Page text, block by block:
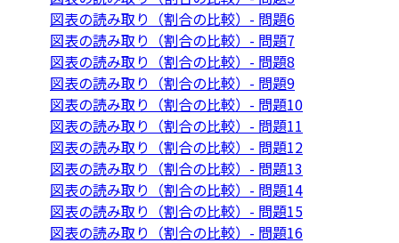
図表の読み取り（割合の比較）- 問題6
図表の読み取り（割合の比較）- 問題7
図表の読み取り（割合の比較）- 問題8
図表の読み取り（割合の比較）- 問題9
図表の読み取り（割合の比較）- 問題10
図表の読み取り（割合の比較）- 問題11
図表の読み取り（割合の比較）- 問題12
図表の読み取り（割合の比較）- 問題13
図表の読み取り（割合の比較）- 問題14
図表の読み取り（割合の比較）- 問題15
図表の読み取り（割合の比較）- 問題16